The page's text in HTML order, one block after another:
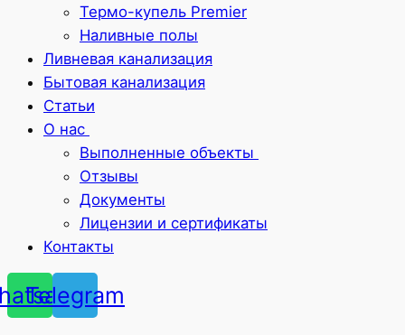
Термо-купель Premier
Наливные полы
Ливневая канализация
Бытовая канализация
Статьи
О нас
Выполненные объекты
Отзывы
Документы
Лицензии и сертификаты
Контакты
Telegram